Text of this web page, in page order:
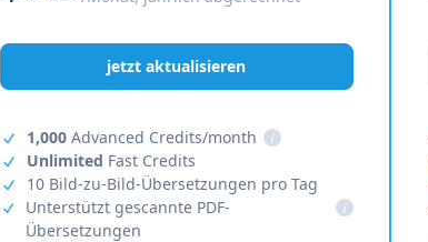
jetzt aktualisieren
1,000 Advanced Credits/month
i
Unlimited Fast Credits
10 Bild-zu-Bild-Übersetzungen pro Tag
Unterstützt gescannte PDF-
Übersetzungen
i